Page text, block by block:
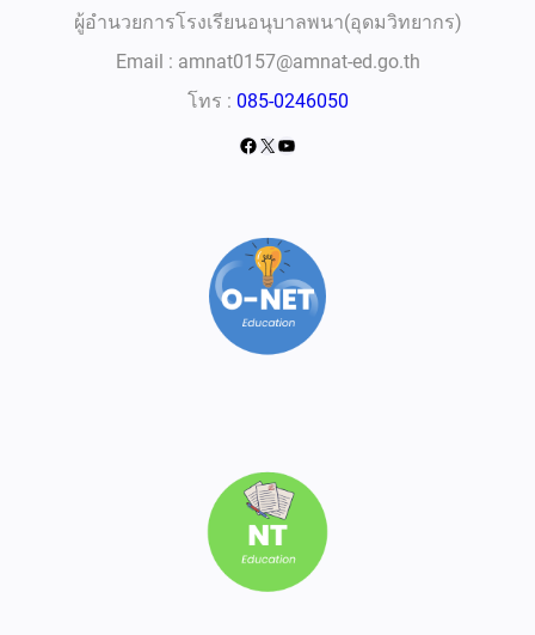
ผู้อำนวยการโรงเรียนอนุบาลพนา(อุดมวิทยากร)
Email : amnat0157@amnat-ed.go.th
โทร : 085-0246050
Facebook
X YouTube